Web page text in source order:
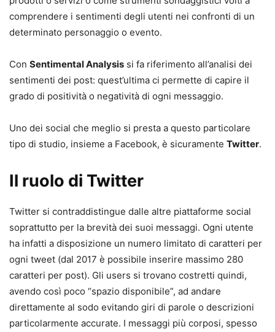
comprendere i sentimenti degli utenti nei confronti di un
determinato personaggio o evento.
Con Sentimental Analysis si fa riferimento all’analisi dei
sentimenti dei post: quest’ultima ci permette di capire il
grado di positività o negatività di ogni messaggio.
Uno dei social che meglio si presta a questo particolare
tipo di studio, insieme a Facebook, è sicuramente Twitter.
Il ruolo di Twitter
Twitter si contraddistingue dalle altre piattaforme social
soprattutto per la brevità dei suoi messaggi. Ogni utente
ha infatti a disposizione un numero limitato di caratteri per
ogni tweet (dal 2017 è possibile inserire massimo 280
caratteri per post). Gli users si trovano costretti quindi,
avendo così poco “spazio disponibile”, ad andare
direttamente al sodo evitando giri di parole o descrizioni
particolarmente accurate. I messaggi più corposi, spesso